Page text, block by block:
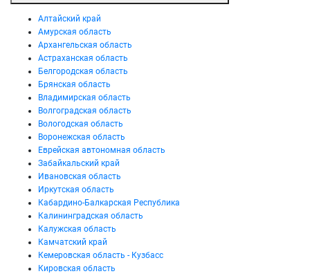
Алтайский край
Амурская область
Архангельская область
Астраханская область
Белгородская область
Брянская область
Владимирская область
Волгоградская область
Вологодская область
Воронежская область
Еврейская автономная область
Забайкальский край
Ивановская область
Иркутская область
Кабардино-Балкарская Республика
Калининградская область
Калужская область
Камчатский край
Кемеровская область - Кузбасс
Кировская область